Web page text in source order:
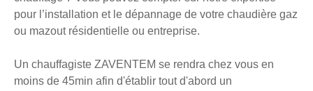
pour l’installation et le dépannage de votre chaudière gaz
ou mazout résidentielle ou entreprise.
Un chauffagiste ZAVENTEM se rendra chez vous en
moins de 45min afin d'établir tout d'abord un